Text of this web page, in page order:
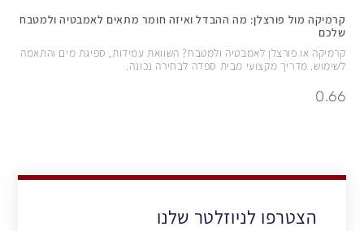
קרמיקה מול פורצלן: מה ההבדל ואיזה חומר מתאים לאמבטיה ולמטבח
שלכם
קרמיקה או פורצלן לאמבטיה ולמטבח? השוואת עמידות, ספיגת מים והתאמה
לשימוש. מדריך מקצועי מבית ספדה לבחירה נכונה.
הצטרפו לניוזלטר שלנו